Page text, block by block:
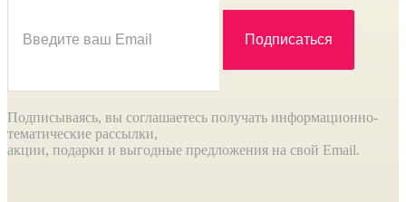
Подписываясь, вы соглашаетесь получать информационно-
тематические рассылки,
акции, подарки и выгодные предложения на свой Email.